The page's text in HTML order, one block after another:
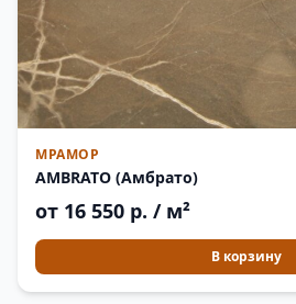
МРАМОР
AMBRATO (Амбрато)
от 16 550 р. / м²
В корзину